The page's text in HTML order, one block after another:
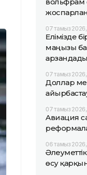
07 тамыз 2026,
Елімізде
маңызы
арзандады
07 тамыз
Доллар
07 тамыз
Авиация
06 тамыз 2026,
өсу